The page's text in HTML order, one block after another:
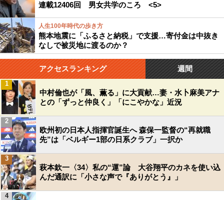
連載12406回 男女共学のころ <5>
人生100年時代の歩き方
熊本地震に「ふるさと納税」で支援…寄付金は中抜き
なしで被災地に渡るのか？
アクセスランキング 週間
中村倫也が「風、薫る」に大貢献…妻・水卜麻美アナ
との「ずっと仲良く」「にこやかな」近況
1
欧州初の日本人指揮官誕生へ 森保一監督の“再就職
先”は「ベルギー1部の日系クラブ」一択か
2
萩本欽一〈34〉私の“運”論 大谷翔平のカネを使い込
んだ通訳に「小さな声で『ありがとう』」
3
4